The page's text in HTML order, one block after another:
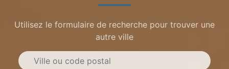
Utilisez le formulaire de recherche pour trouver une
autre ville